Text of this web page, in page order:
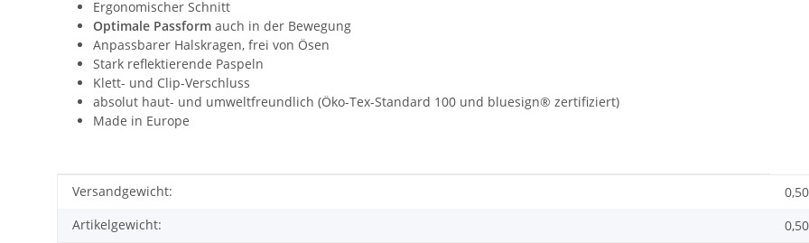
Ergonomischer Schnitt
Optimale Passform auch in der Bewegung
Anpassbarer Halskragen, frei von Ösen
Stark reflektierende Paspeln
Klett- und Clip-Verschluss
absolut haut- und umweltfreundlich (Öko-Tex-Standard 100 und bluesign® zertifiziert)
Made in Europe
Produkteigenschaft
Wert
Versandgewicht:
Artikelgewicht:
0,50